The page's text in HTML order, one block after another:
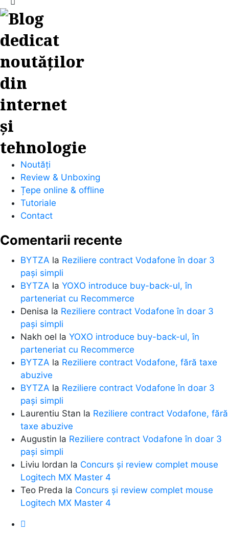
Noutăți
Review & Unboxing
Țepe online & offline
Tutoriale
Contact
Comentarii recente
BYTZA la Reziliere contract Vodafone în doar 3
pași simpli
BYTZA la YOXO introduce buy-back-ul, în
parteneriat cu Recommerce
Denisa la Reziliere contract Vodafone în doar 3
pași simpli
Nakh oel la YOXO introduce buy-back-ul, în
parteneriat cu Recommerce
BYTZA la Reziliere contract Vodafone, fără taxe
abuzive
BYTZA la Reziliere contract Vodafone în doar 3
pași simpli
Laurentiu Stan la Reziliere contract Vodafone, fără
taxe abuzive
Augustin la Reziliere contract Vodafone în doar 3
pași simpli
Liviu Iordan la Concurs și review complet mouse
Logitech MX Master 4
Teo Preda la Concurs și review complet mouse
Logitech MX Master 4